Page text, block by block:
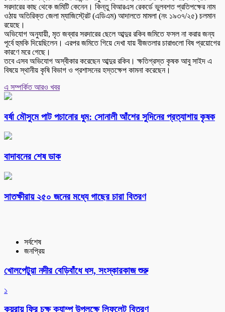
সরদারের কাছ থেকে জমিটি কেনেন। কিন্তু বিআরএস রেকর্ডে ভুলবশত প্রতিপক্ষের নাম
ওঠায় অতিরিক্ত জেলা ম্যাজিস্ট্রেট (এডিএম) আদালতে মামলা (নং ১৯৩৭/২৫) চলমান
রয়েছে।
অভিযোগ অনুযায়ী, মৃত জব্বার সরদারের ছেলে আব্দুর রকিব জমিতে ফসল না করার জন্য
পূর্বে হুমকি দিয়েছিলেন। এরপর জমিতে গিয়ে দেখা যায় বীজতলার চারাগুলো বিষ প্রয়োগের
কারণে মরে গেছে।
তবে এসব অভিযোগ অস্বীকার করেছেন আব্দুর রকিব। ক্ষতিগ্রস্ত কৃষক আবু সাইদ এ
বিষয়ে স্থানীয় কৃষি বিভাগ ও প্রশাসনের হস্তক্ষেপ কামনা করেছেন।
এ সম্পর্কিত আরও খবর
বর্ষা মৌসুমে পাট পচানোর ধুম: সোনালী আঁশের সুদিনের প্রত্যাশায় কৃষক
বাদাবনের শেষ ডাক
সাতক্ষীরায় ২৫০ জনের মধ্যে গাছের চারা বিতরণ
সর্বশেষ
জনপ্রিয়
খোলপেটুয়া নদীর বেড়িবাঁধে ধস, সংস্কারকাজ শুরু
১
কয়রায় ফ্রি চক্ষু ক্যাম্প উপলক্ষে লিফলেট বিতরণ